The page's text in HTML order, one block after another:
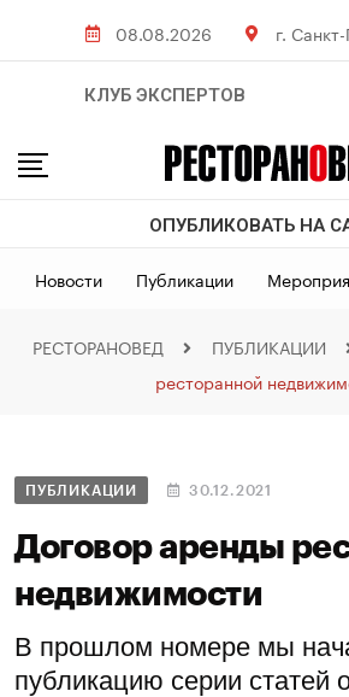
08.08.2026 г.
КЛУБ ЭКСПЕРТОВ
ОПУБЛИКОВАТЬ НА
Новости Публикации
РЕСТОРАНОВЕД ПУБЛИКАЦИИ
ресторанной
ПУБЛИКАЦИИ 30.12.2021
Договор аренды
недвижимости
В прошлом номере мы
публикацию серии статей